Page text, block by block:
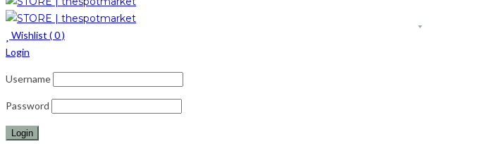
Wishlist (0)
Login
Username
Password